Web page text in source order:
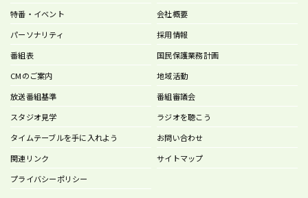
特番・イベント
パーソナリティ
番組表
CMのご案内
会社概要
採用情報
国民保護業務計画
地域活動
放送番組基準
番組審議会
スタジオ見学
ラジオを聴こう
タイムテーブルを手に入れよう
お問い合わせ
関連リンク
サイトマップ
プライバシーポリシー